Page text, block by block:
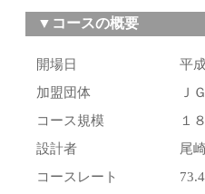
▼コースの概要
開場日
平
加盟団体
Ｊ
コース規模
１
設計者
尾
コースレート
73.4